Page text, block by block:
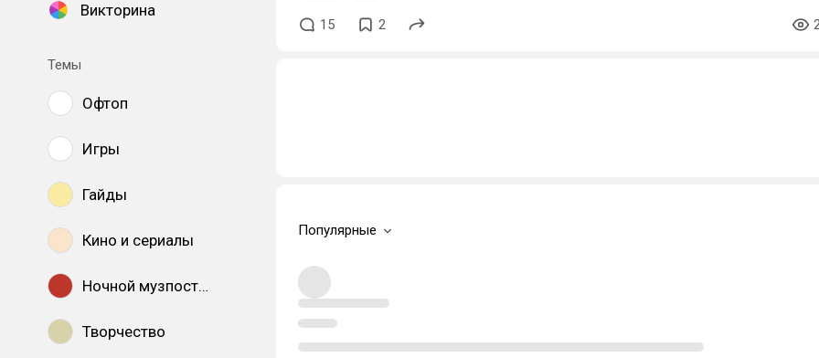
Викторина
Темы
Офтоп
Игры
Гайды
Кино и сериалы
Ночной музпостинг
Творчество
15 2
Популярные